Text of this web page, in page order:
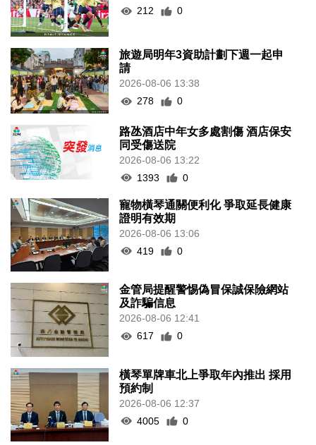
212
0
旅遊局明年3資助計劃下週一起申
請
2026-08-06 13:38
278
0
路氹酒店中年女多處割傷 酒店保安
同受傷送院
2026-08-06 13:22
1393
0
寵物橫琴通關便利化 爭取延長健康
證明有效期
2026-08-06 13:06
419
0
金管局提醒警惕偽冒保誠保險網站
及詐騙信息
2026-08-06 12:41
617
0
橫琴單牌車北上爭取年內推出 採用
預約制
2026-08-06 12:37
4005
0